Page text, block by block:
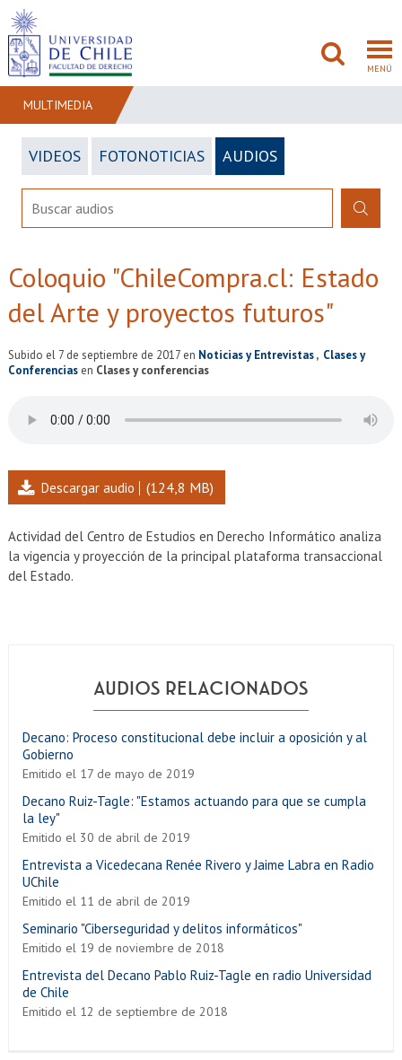
MENÚ
FACULTAD
ADMISIÓN
INVESTIGACIÓN
BIBLIOTECAS
Egresados
MULTIMEDIA
VIDEOS FOTONOTICIAS AUDIOS
Coloquio "ChileCompra.cl: Estado
del Arte y proyectos futuros"
Subido el 7 de septiembre de 2017 en Noticias y Entrevistas
Clases y
Conferencias en Clases y conferencias
Descargar audio (124,8 MB)
Actividad del Centro de Estudios en Derecho Informático analiza
la vigencia y proyección de la principal plataforma transaccional
del Estado.
AUDIOS RELACIONADOS
Decano: Proceso constitucional debe incluir a oposición y al
Gobierno
Emitido el 17 de mayo de 2019
Decano Ruiz-Tagle: "Estamos actuando para que se cumpla
la ley"
Emitido el 30 de abril de 2019
Entrevista a Vicedecana Renée Rivero y Jaime Labra en Radio
UChile
Emitido el 11 de abril de 2019
Seminario "Ciberseguridad y delitos informáticos"
Emitido el 19 de noviembre de 2018
Entrevista del Decano Pablo Ruiz-Tagle en radio Universidad
de Chile
Emitido el 12 de septiembre de 2018